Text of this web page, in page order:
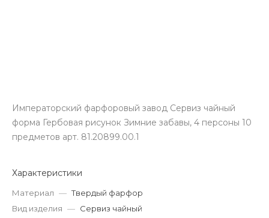
Императорский фарфоровый завод Сервиз чайный
форма Гербовая рисунок Зимние забавы, 4 персоны 10
предметов арт. 81.20899.00.1
Характеристики
Материал — Твердый фарфор
Вид изделия — Сервиз чайный